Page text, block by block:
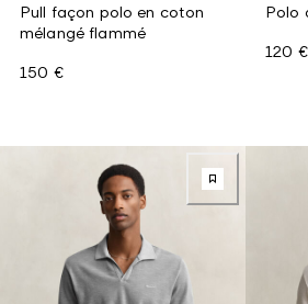
Pull façon polo en coton
mélangé flammé
150 €
Polo
120 €